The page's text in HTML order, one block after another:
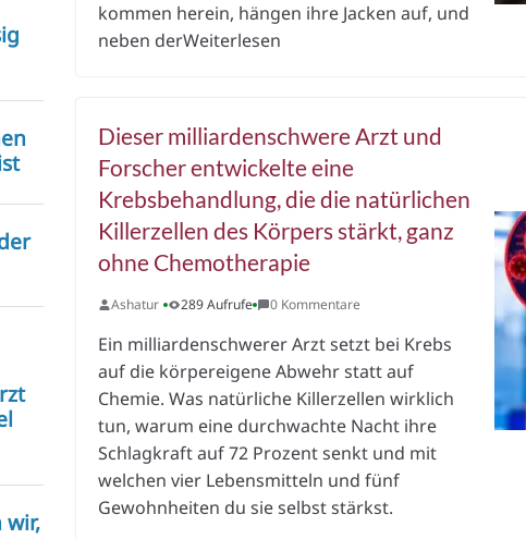
kommen herein, hängen ihre Jacken auf, und
neben derWeiterlesen
Dieser milliardenschwere Arzt und
Forscher entwickelte eine
Krebsbehandlung, die die natürlichen
Killerzellen des Körpers stärkt, ganz
ohne Chemotherapie
Ashatur 289 Aufrufe 0 Kommentare
Ein milliardenschwerer Arzt setzt bei Krebs
auf die körpereigene Abwehr statt auf
Chemie. Was natürliche Killerzellen wirklich
tun, warum eine durchwachte Nacht ihre
Schlagkraft auf 72 Prozent senkt und mit
welchen vier Lebensmitteln und fünf
Gewohnheiten du sie selbst stärkst.